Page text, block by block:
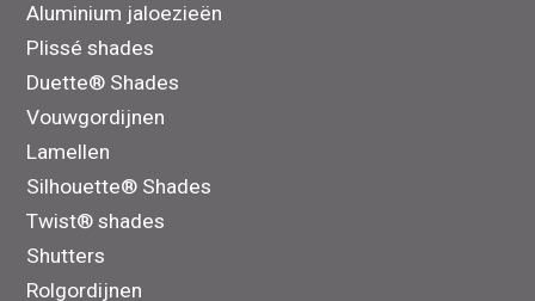
Aluminium jaloezieën
Plissé shades
Duette® Shades
Vouwgordijnen
Lamellen
Silhouette® Shades
Twist® shades
Shutters
Rolgordijnen